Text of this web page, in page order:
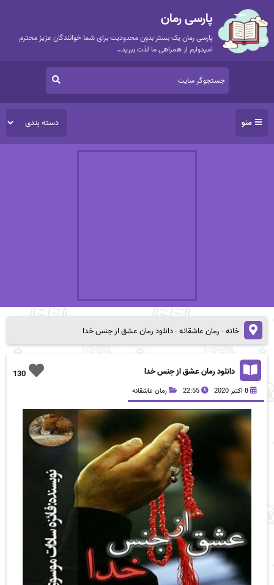
پارسی رمان
پارسی رمان یک بستر بدون محدودیت برای شما خوانندگان عزیز محترم
امیدوارم از همراهی ما لذت ببرید…
منو
خانه-رمان عاشقانه-دانلود رمان عشق از جنس خدا
130 دانلود رمان عشق از جنس خدا
8 اکتبر 2020 22:55 رمان عاشقانه